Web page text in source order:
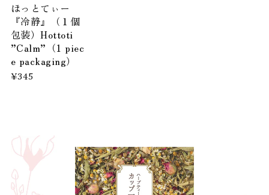
ほっとてぃー
『冷静』（１個
包装）Hottoti
”Calm”（1 piec
e packaging）
¥345